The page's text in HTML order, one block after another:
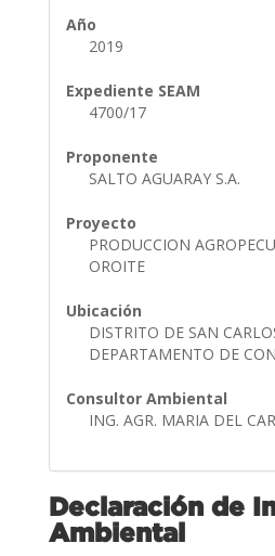
Año
2019
Expediente SEAM
4700/17
Proponente
SALTO AGUARAY S.A.
Proyecto
PRODUCCION
OROITE
Ubicación
DISTRITO DE SAN
DEPARTAMENTO DE
Consultor Ambiental
ING. AGR. MARIA DEL
Declaración de
Ambiental